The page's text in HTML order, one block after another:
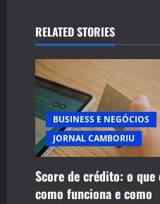
v
i
g
a
t
i
RELATED STORIES
BUSINESS E NEGÓCIOS
JORNAL CAMBORIU
Score de crédito: o que
como funciona e como